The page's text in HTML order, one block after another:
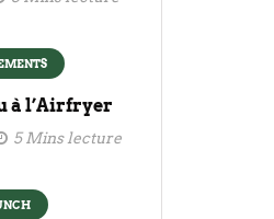
à l’Airfryer
5 Mins lecture